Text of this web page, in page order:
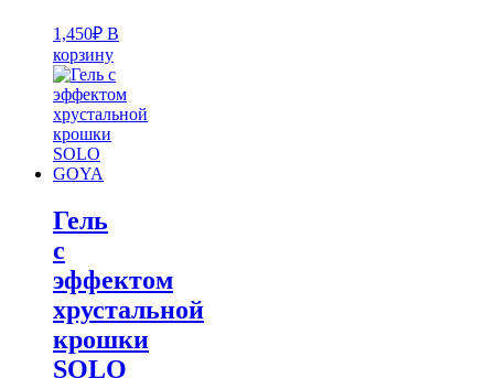
1,450₽ В
корзину
Гель
с
эффектом
хрустальной
крошки
SOLO